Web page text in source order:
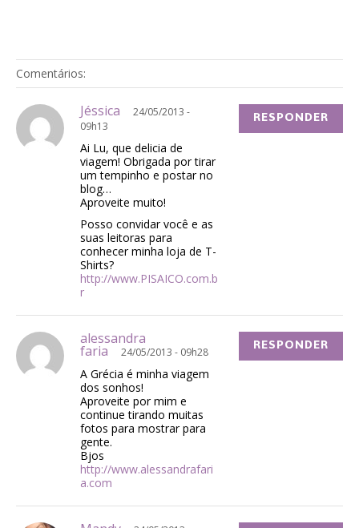
Comentários:
Jéssica
24/05/2013 -
09h13
Ai Lu, que delicia de
viagem! Obrigada por tirar
um tempinho e postar no
blog…
Aproveite muito!
Posso convidar você e as
suas leitoras para
conhecer minha loja de T-
Shirts?
http://www.PISAICO.com.b
r
RESPONDER
alessandra
faria 24/05/2013 - 09h28
A Grécia é minha viagem
dos sonhos!
Aproveite por mim e
continue tirando muitas
fotos para mostrar para
gente.
Bjos
http://www.alessandrafari
a.com
RESPONDER